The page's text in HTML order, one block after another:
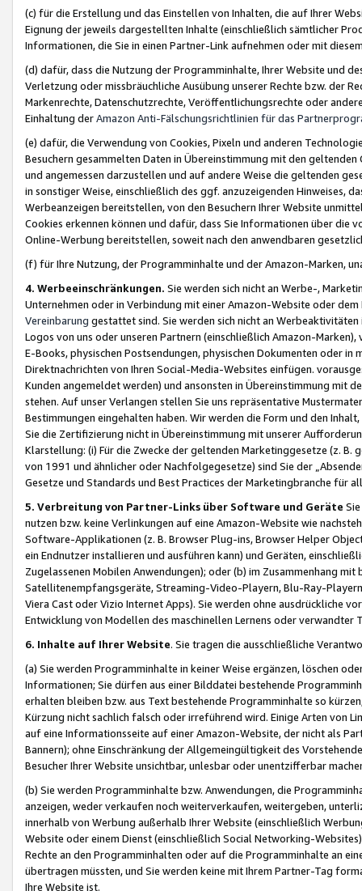
(c) für die Erstellung und das Einstellen von Inhalten, die auf Ihrer
Eignung der jeweils dargestellten Inhalte (einschließlich sämtlicher
Informationen, die Sie in einen Partner-Link aufnehmen oder mit
(d) dafür, dass die Nutzung der Programminhalte, Ihrer Website und
Verletzung oder missbräuchliche Ausübung unserer Rechte bzw. der
Markenrechte, Datenschutzrechte, Veröffentlichungsrechte oder
Einhaltung derAmazon Anti-Fälschungsrichtlinien für das
(e) dafür, die Verwendung von Cookies, Pixeln und anderen
Besuchern gesammelten Daten in Übereinstimmung mit den
und angemessen darzustellen und auf andere Weise die geltenden
in sonstiger Weise, einschließlich des ggf. anzuzeigenden Hinweises,
Werbeanzeigen bereitstellen, von den Besuchern Ihrer Website
Cookies erkennen können und dafür, dass Sie Informationen über die
Online-Werbung bereitstellen, soweit nach den anwendbaren
(f) für Ihre Nutzung, der Programminhalte und der Amazon-Marken,
4. Werbeeinschränkungen. Sie werden sich nicht an Werbe-,
Unternehmen oder in Verbindung mit einer Amazon-Website oder
Vereinbarung gestattet sind. Sie werden sich nicht an
Logos von uns oder unseren Partnern (einschließlich Amazon-
E-Books, physischen Postsendungen, physischen Dokumenten oder in
Direktnachrichten von Ihren Social-Media-Websites einfügen.
Kunden angemeldet werden) und ansonsten in Übereinstimmung mit
stehen. Auf unser Verlangen stellen Sie uns repräsentative
Bestimmungen eingehalten haben. Wir werden die Form und den
Sie die Zertifizierung nicht in Übereinstimmung mit unserer
Klarstellung: (i) Für die Zwecke der geltenden Marketinggesetze (z. B.
von 1991 und ähnlicher oder Nachfolgegesetze) sind Sie der
Gesetze und Standards und Best Practices der Marketingbranche für
5. Verbreitung von Partner-Links über Software und Geräte
nutzen bzw. keine Verlinkungen auf eine Amazon-Website wie
Software-Applikationen (z. B. Browser Plug-ins, Browser Helper
ein Endnutzer installieren und ausführen kann) und Geräten,
Zugelassenen Mobilen Anwendungen); oder (b) im Zusammenhang
Satellitenempfangsgeräte, Streaming-Video-Playern, Blu-Ray-
Viera Cast oder Vizio Internet Apps). Sie werden ohne ausdrückliche
Entwicklung von Modellen des maschinellen Lernens oder
6. Inhalte auf Ihrer Website. Sie tragen die ausschließliche
(a) Sie werden Programminhalte in keiner Weise ergänzen, löschen
Informationen; Sie dürfen aus einer Bilddatei bestehende
erhalten bleiben bzw. aus Text bestehende Programminhalte so
Kürzung nicht sachlich falsch oder irreführend wird. Einige Arten von
auf eine Informationsseite auf einer Amazon-Website, der nicht als
Bannern); ohne Einschränkung der Allgemeingültigkeit des
Besucher Ihrer Website unsichtbar, unlesbar oder unentzifferbar
(b) Sie werden Programminhalte bzw. Anwendungen, die
anzeigen, weder verkaufen noch weiterverkaufen, weitergeben,
innerhalb von Werbung außerhalb Ihrer Website (einschließlich
Website oder einem Dienst (einschließlich Social Networking-
Rechte an den Programminhalten oder auf die Programminhalte an
übertragen müssten, und Sie werden keine mit Ihrem Partner-Tag
Ihre Website ist.